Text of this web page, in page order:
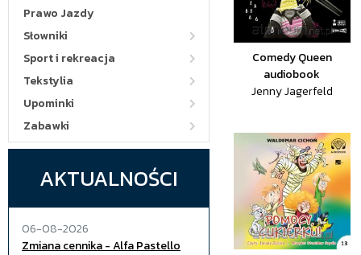
Prawo Jazdy
Słowniki
Sport i rekreacja
Tekstylia
Upominki
Zabawki
AKTUALNOŚCI
06-08-2026
Zmiana cennika - Alfa Pastello
Comedy Queen
audiobook
Jenny Jagerfeld